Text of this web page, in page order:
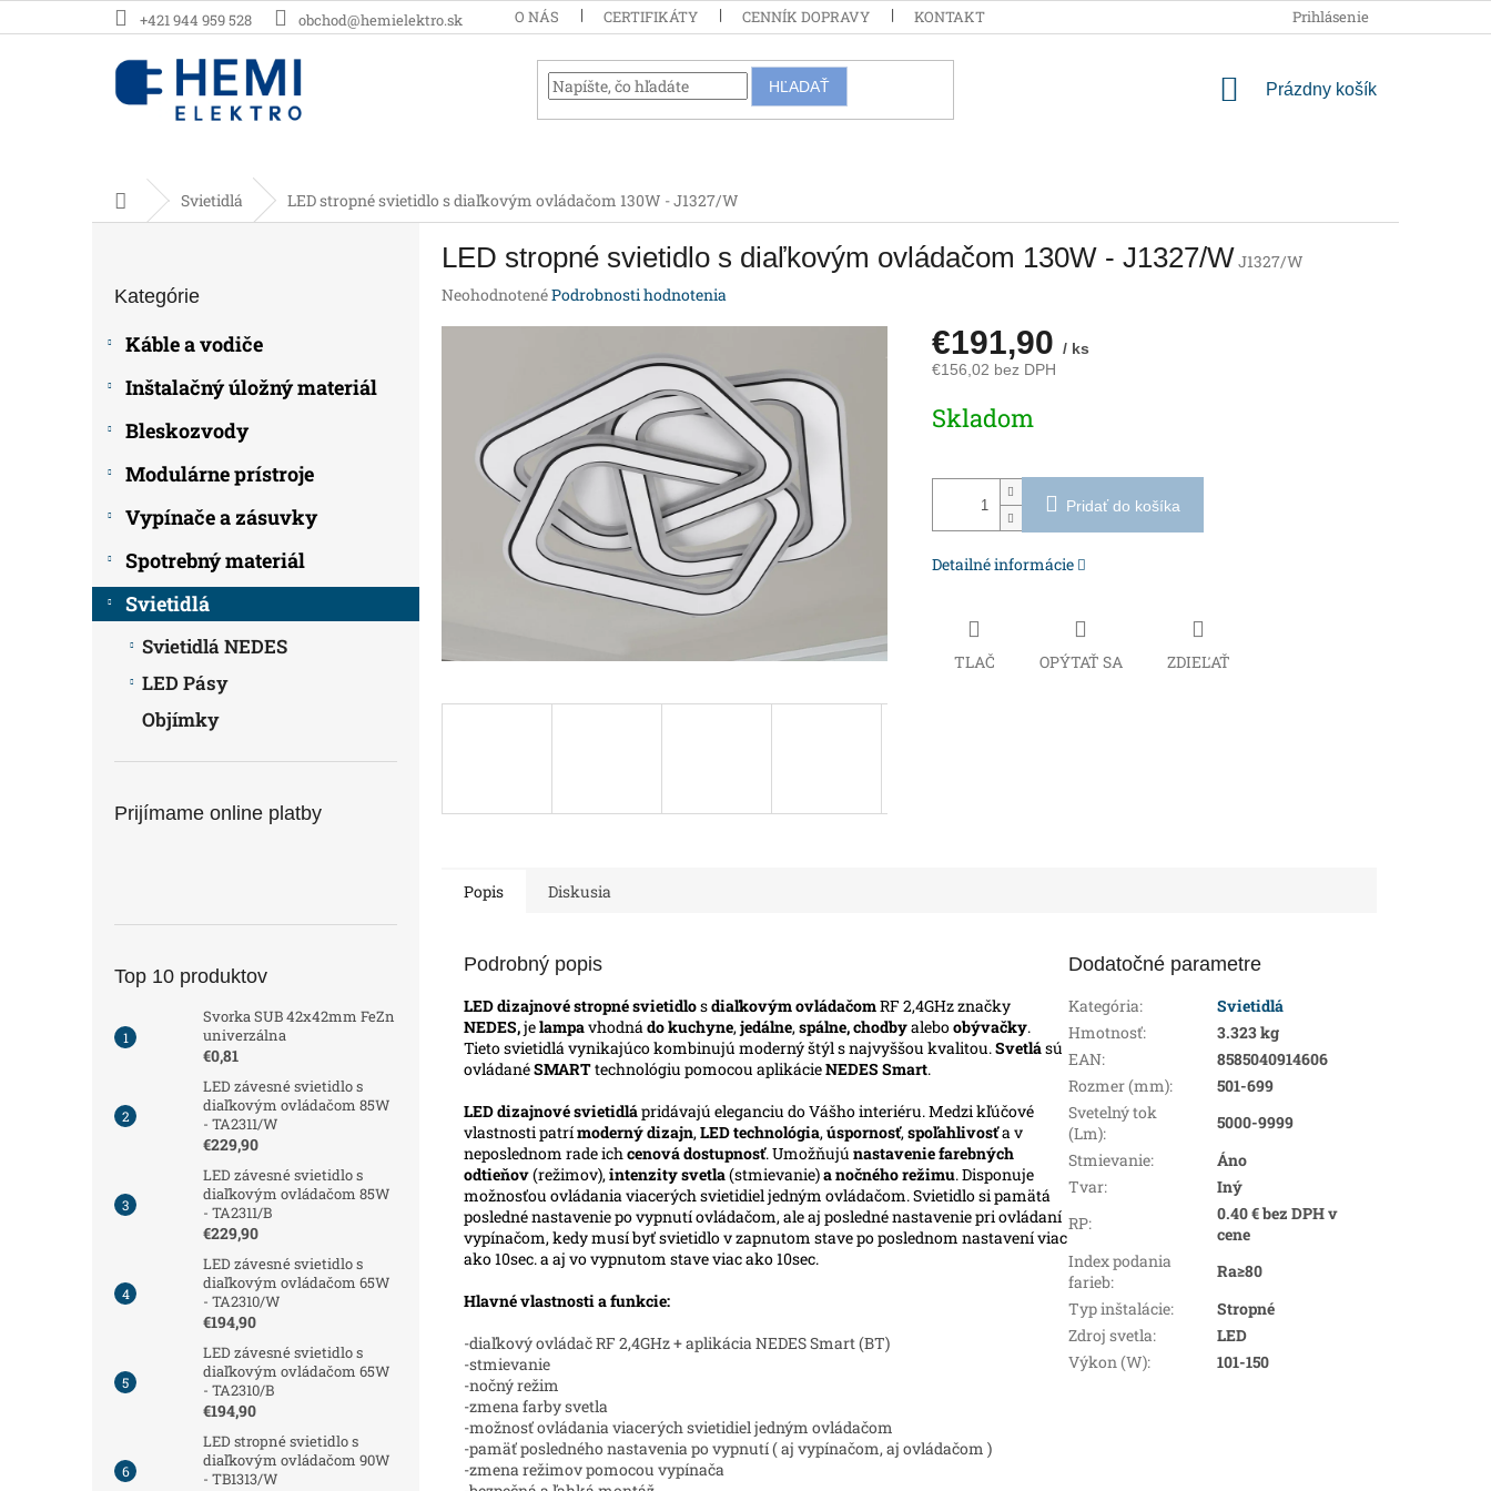
na
+421 944 959 528 obchod@hemielektro.sk O NÁS CERTIFIKÁTY CENNÍK DOPRAVY KONTAKT PODMIENKY OCHRANY
Prihlásenie
HĽADAŤ
NÁKUPNÝ
Prázdny košík
DomovSvietidlá LED stropné svietidlo s diaľkovým ovládačom 130W - J1327/W
kategórie
Kategórie
Káble a vodiče
Inštalačný úložný materiál
Bleskozvody
Modulárne prístroje
Vypínače a zásuvky
Spotrebný materiál
Svietidlá
Svietidlá NEDES
LED Pásy
Objímky
Prijímame online platby
Top 10 produktov
Svorka SUB 42x42mm FeZn
univerzálna
€0,81
LED závesné svietidlo s
diaľkovým ovládačom 85W
- TA2311/W
€229,90
LED závesné svietidlo s
diaľkovým ovládačom 85W
- TA2311/B
€229,90
LED závesné svietidlo s
diaľkovým ovládačom 65W
- TA2310/W
€194,90
LED závesné svietidlo s
diaľkovým ovládačom 65W
- TA2310/B
€194,90
LED stropné svietidlo s
diaľkovým ovládačom 90W
- TB1313/W
LED stropné svietidlo s diaľkovým ovládačom 130W - J1327/WJ1327/W
Priemerné
hviezdičiek.
NeohodnotenéPodrobnosti hodnotenia
€191,90 / ks
€156,02 bez DPH
cena:
Skladom
Pridať do košíka
Detailné informácie
TLAČ OPÝTAŤ SA ZDIEĽAŤ
Popis Diskusia
Podrobný popis
LED dizajnové stropné svietidlosdiaľkovým ovládačomRF 2,4GHz značky
NEDES,jelampavhodná do kuchyne, jedálne, spálne, chodbyaleboobývačky.
Tieto svietidlá vynikajúco kombinujú moderný štýl s najvyššou kvalitou.Svetlású
ovládanéSMARTtechnológiu pomocou aplikácieNEDES Smart.
LEDdizajnové svietidlápridávajú eleganciu do Vášho interiéru. Medzi kľúčové
vlastnosti patrímoderný dizajn, LED technológia, úspornosť, spoľahlivosťa v
neposlednom rade ich cenová dostupnosť. Umožňujú nastavenie farebných
odtieňov(režimov), intenzity svetla(stmievanie)a nočného režimu. Disponuje
možnosťou ovládania viacerých svietidiel jedným ovládačom. Svietidlo si pamätá
posledné nastavenie po vypnutí ovládačom, ale aj posledné nastavenie pri ovládaní
vypínačom, kedy musí byť svietidlo v zapnutom stave po poslednom nastavení viac
ako 10sec. a aj vo vypnutom stave viac ako 10sec.
Hlavné vlastnosti a funkcie:
-diaľkový ovládač RF 2,4GHz + aplikácia NEDES Smart (BT)
-stmievanie
-nočný režim
-zmena farby svetla
-možnosť ovládania viacerých svietidiel jedným ovládačom
-pamäť posledného nastavenia po vypnutí ( aj vypínačom, aj ovládačom )
-zmena režimov pomocou vypínača
Dodatočné parametre
Kategória:
Svietidlá
Hmotnosť:
3.323 kg
EAN:
8585040914606
Rozmer (mm):
501-699
Svetelný tok
(Lm):
5000-9999
Stmievanie:
Áno
Tvar:
Iný
RP:
0.40 € bez DPH v
cene
Index podania
farieb:
Ra≥80
Typ inštalácie:
Stropné
Zdroj svetla:
LED
Výkon (W): 101-150